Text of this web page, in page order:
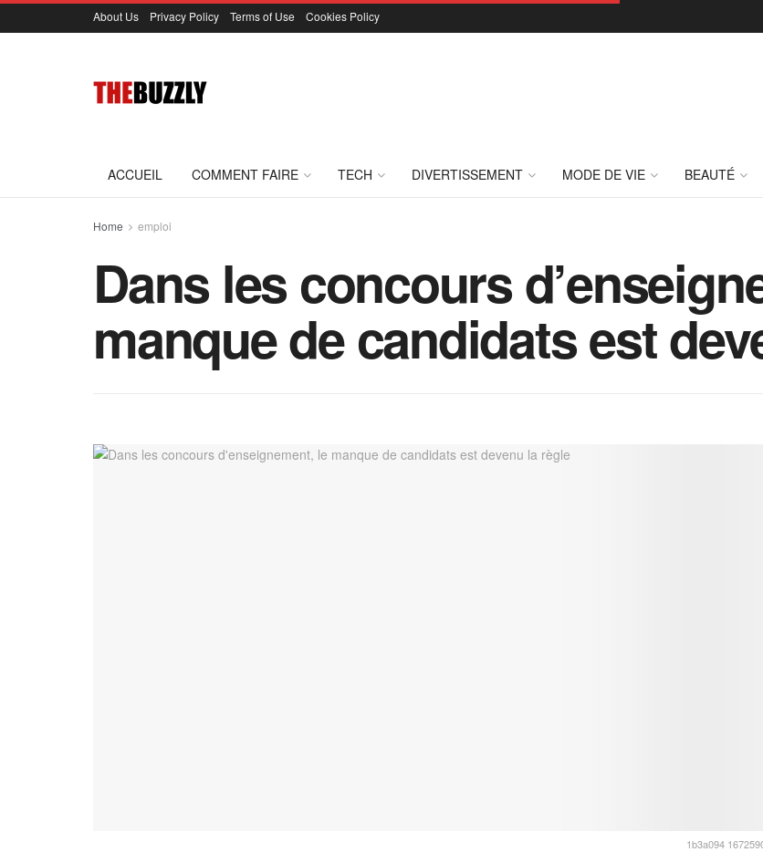
About Us Privacy Policy Terms of Use Cookies Policy
ACCUEIL COMMENT FAIRE TECH DIVERTISSEMENT MODE DE VIE BEAUTÉ
Home emploi
Dans les concours
manque de candidats est
1b3a094